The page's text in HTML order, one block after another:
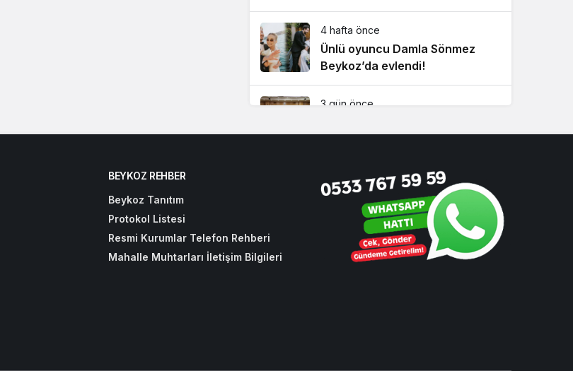
4 hafta önce
Ünlü oyuncu Damla Sönmez
Beykoz’da evlendi!
3 gün önce
1 ay önce
Beykoz’da tarihi zirve!
Çavuşbaşı için kritik buluşma
BEYKOZ REHBER
Beykoz Tanıtım
Protokol Listesi
Resmi Kurumlar Telefon Rehberi
Mahalle Muhtarları İletişim Bilgileri